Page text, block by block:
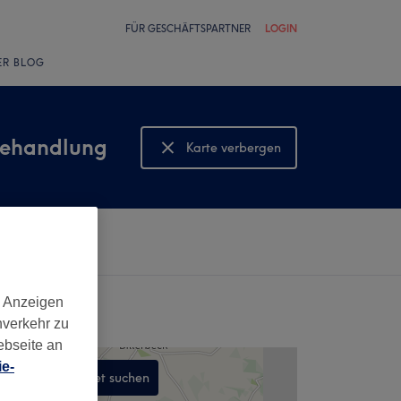
FÜR GESCHÄFTSPARTNER LOGIN
BLOG
Karte verbergen
Karte anzeigen
In diesem Gebiet suchen
zu
an